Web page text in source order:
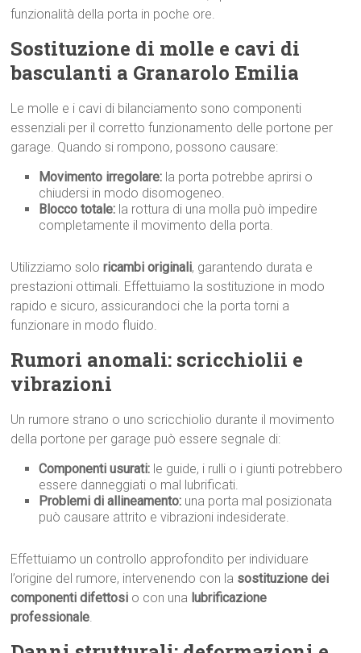
funzionalità della porta in poche ore.
Sostituzione di molle e cavi di
basculanti a Granarolo Emilia
Le molle e i cavi di bilanciamento sono componenti
essenziali per il corretto funzionamento delle portone per
garage. Quando si rompono, possono causare:
Movimento irregolare: la porta potrebbe aprirsi o
chiudersi in modo disomogeneo.
Blocco totale: la rottura di una molla può impedire
completamente il movimento della porta.
Utilizziamo soloricambi originali, garantendo durata e
prestazioni ottimali. Effettuiamo la sostituzione in modo
rapido e sicuro, assicurandoci che la porta torni a
funzionare in modo fluido.
Rumori anomali: scricchiolii e
vibrazioni
Un rumore strano o uno scricchiolio durante il movimento
della portone per garage può essere segnale di:
Componenti usurati: le guide, i rulli o i giunti potrebbero
essere danneggiati o mal lubrificati.
Problemi di allineamento: una porta mal posizionata
può causare attrito e vibrazioni indesiderate.
Effettuiamo un controllo approfondito per individuare
l’origine del rumore, intervenendo con la sostituzione dei
componenti difettosi o con una lubrificazione
professionale.